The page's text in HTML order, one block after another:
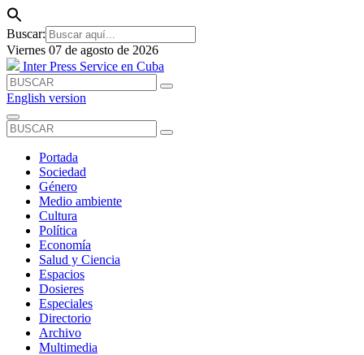
Buscar:
Viernes 07 de agosto de 2026
Inter Press Service en Cuba
English version
Portada
Sociedad
Género
Medio ambiente
Cultura
Política
Economía
Salud y Ciencia
Espacios
Dosieres
Especiales
Directorio
Archivo
Multimedia